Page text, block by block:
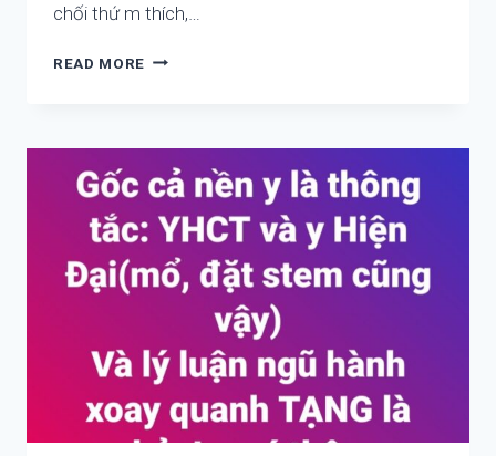
chối thứ m thích,…
READ MORE CUỘC
NẤU
ĂN,
ĂN
UỐNG,
HỌC
TẬP
ÍT
CÓ
ĐÚNG
SAI,
CÁI